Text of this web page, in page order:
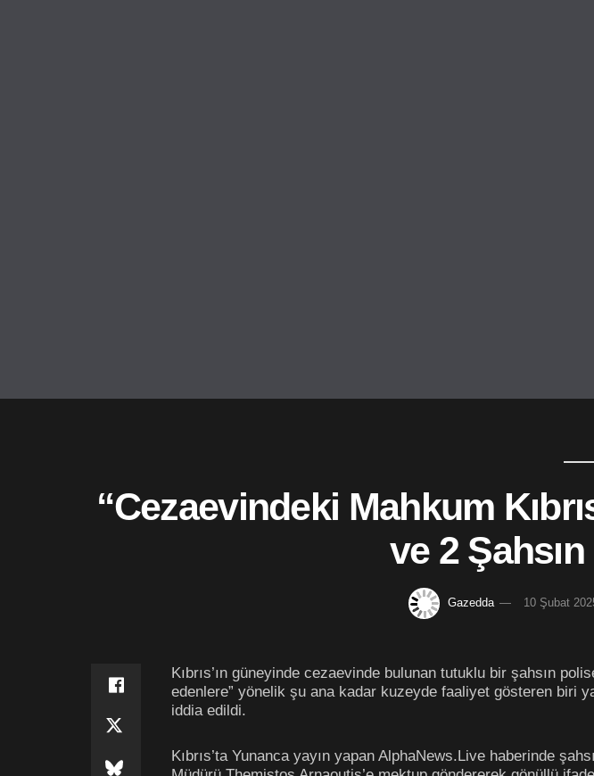
“Cezaevindeki Mahkum
ve 2
Gazedda 10 Şubat
Kıbrıs’ın güneyinde cezaevinde bulunan tutuklu bir şahsın
edenlere” yönelik şu ana kadar kuzeyde faaliyet gösteren biri
iddia edildi.
Kıbrıs’ta Yunanca yayın yapan AlphaNews.Live haberinde